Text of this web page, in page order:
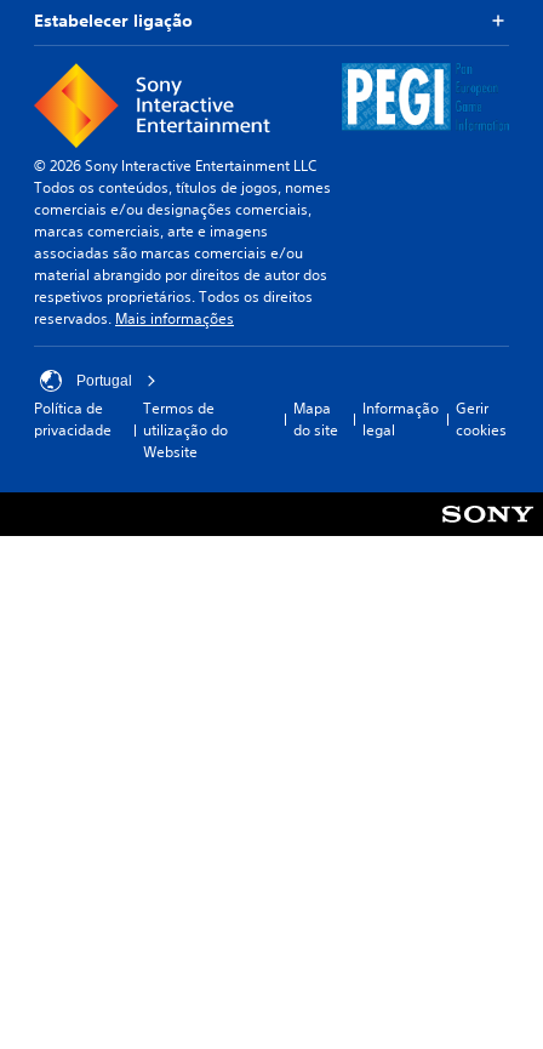
Estabelecer ligação
© 2026 Sony Interactive Entertainment LLC
Todos os conteúdos, títulos de jogos, nomes
comerciais e/ou designações comerciais,
marcas comerciais, arte e imagens
associadas são marcas comerciais e/ou
material abrangido por direitos de autor dos
respetivos proprietários. Todos os direitos
reservados. Mais informações
Portugal
Política de
privacidade
Termos de
utilização do
Website
Mapa
do site
Informação
legal
Gerir
cookies